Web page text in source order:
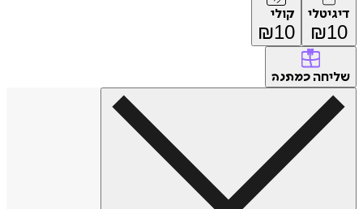
דיגיטלי
₪10
קולי
₪10
שליחה כמתנה